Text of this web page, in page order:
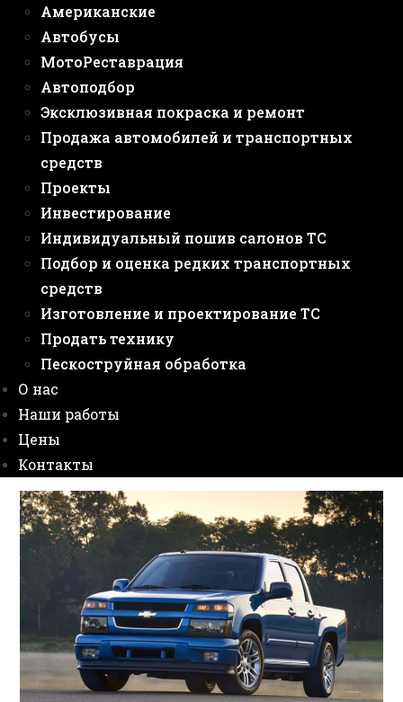
Американские
Автобусы
МотоРеставрация
Автоподбор
Эксклюзивная покраска и ремонт
Продажа автомобилей и транспортных
средств
Проекты
Инвестирование
Индивидуальный пошив салонов ТС
Подбор и оценка редких транспортных
средств
Изготовление и проектирование ТС
Продать технику
Пескоструйная обработка
О нас
Наши работы
Цены
Контакты